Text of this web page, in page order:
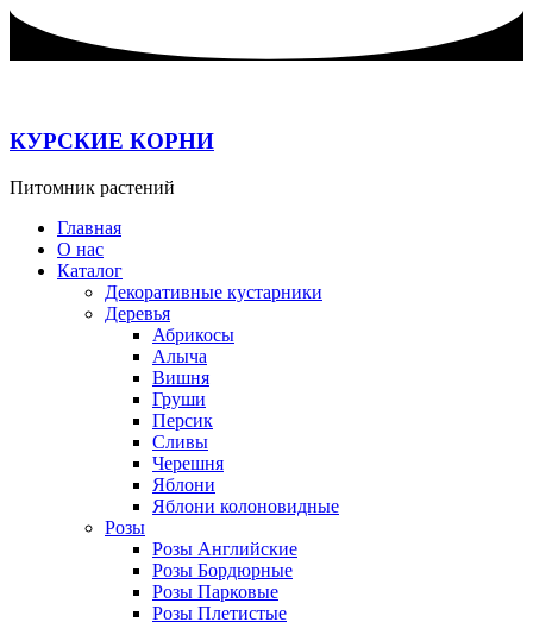
Перейти
содержимому
КУРСКИЕ КОРНИ
Питомник растений
Главная
О нас
Каталог
Декоративные кустарники
Деревья
Абрикосы
Алыча
Вишня
Груши
Персик
Сливы
Черешня
Яблони
Яблони колоновидные
Розы
Розы Английские
Розы Бордюрные
Розы Парковые
Розы Плетистые